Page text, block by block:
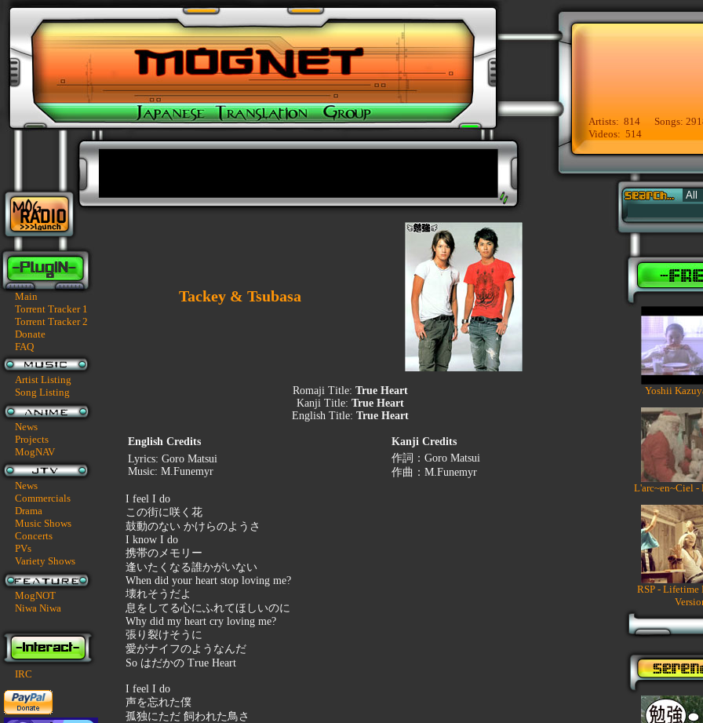
Artists: 814 Songs:
Videos: 514
Main
Torrent Tracker 1
Torrent Tracker 2
Donate
FAQ
Artist Listing
Song Listing
News
Projects
MogNAV
News
Commercials
Drama
Music Shows
Concerts
PVs
Variety Shows
MogNOT
Niwa Niwa
IRC
Tackey & Tsubasa
Romaji Title: True Heart
Kanji Title: True Heart
English Title: True Heart
English Credits
Kanji Credits
Lyrics: Goro Matsui
Music: M.Funemyr
作詞：Goro Matsui
作曲：M.Funemyr
I feel I do
この街に咲く花
鼓動のない かけらのようさ
I know I do
携帯のメモリー
逢いたくなる誰かがいない
When did your heart stop loving me?
壊れそうだよ
息をしてる心にふれてほしいのに
Why did my heart cry loving me?
張り裂けそうに
愛がナイフのようなんだ
So はだかの True Heart
I feel I do
声を忘れた僕
孤独にただ 飼われた鳥さ
Yoshii
L'arc~en~Ciel -
RSP - Lifetime